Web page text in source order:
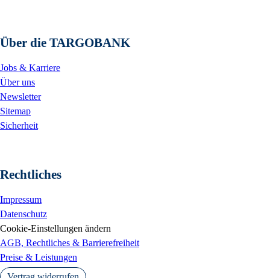
Über die TARGOBANK
Jobs & Karriere
Über uns
Newsletter
Sitemap
Sicherheit
Rechtliches
Impressum
Datenschutz
Cookie-Einstellungen ändern
AGB, Rechtliches & Barrierefreiheit
Preise & Leistungen